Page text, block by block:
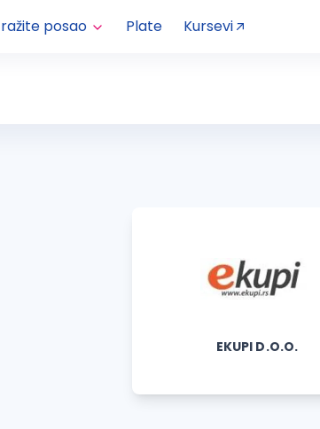
posao Plate Kursevi
EKUPI D.O.O.